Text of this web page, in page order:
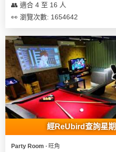
👥 適合 4 至 16 人
👀 瀏覽次數: 1654642
經ReUbird查詢星
Party Room ∙ 旺角